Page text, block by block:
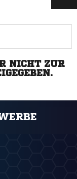
NICHT ZUR